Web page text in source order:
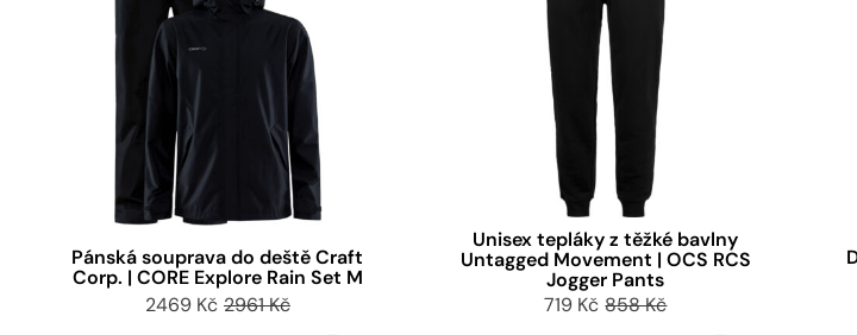
Pánská souprava do deště Craft
Corp. | CORE Explore Rain Set M
2469 Kč 2961 Kč
Unisex tepláky z těžké bavlny
Untagged Movement | OCS RCS
Jogger Pants
719 Kč 858 Kč